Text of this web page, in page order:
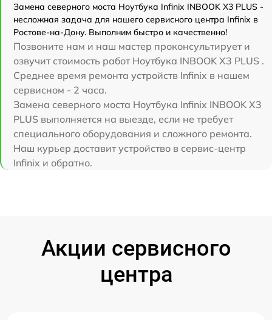
Замена северного моста Ноутбука Infinix INBOOK X3 PLUS -
несложная задача для нашего сервисного центра Infinix в
Ростове-на-Дону. Выполним быстро и качественно!
Позвоните нам и наш мастер проконсультирует и
озвучит стоимость работ Ноутбука INBOOK X3 PLUS .
Среднее время ремонта устройств Infinix в нашем
сервисном - 2 часа.
Замена северного моста Ноутбука Infinix INBOOK X3
PLUS выполняется на выезде, если не требует
специального оборудования и сложного ремонта.
Наш курьер доставит устройство в сервис-центр
Infinix и обратно.
Акции сервисного
центра